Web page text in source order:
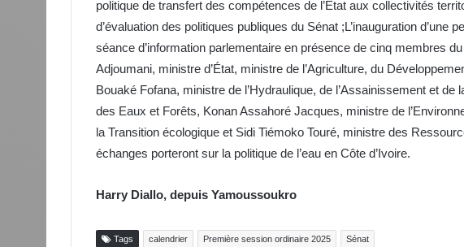
politique de transfert des compétences de l’État aux collectivités
d’évaluation des politiques publiques du Sénat ;L’inauguration d’une
séance d’information parlementaire en présence de cinq membres
Adjoumani, ministre d’État, ministre de l’Agriculture, du
Bouaké Fofana, ministre de l’Hydraulique, de l’Assainissement et de
des Eaux et Forêts, Konan Assahoré Jacques, ministre de
la Transition écologique et Sidi Tiémoko Touré, ministre des
échanges porteront sur la politique de l’eau en Côte d’Ivoire.
Harry Diallo, depuis Yamoussoukro
Tags calendrier Première session ordinaire 2025 Sénat